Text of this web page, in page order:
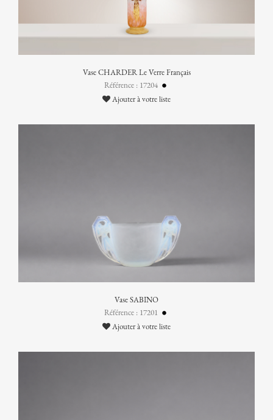
Vase CHARDER Le Verre Français
Référence : 17204
Ajouter à votre liste
Vase SABINO
Référence : 17201
Ajouter à votre liste